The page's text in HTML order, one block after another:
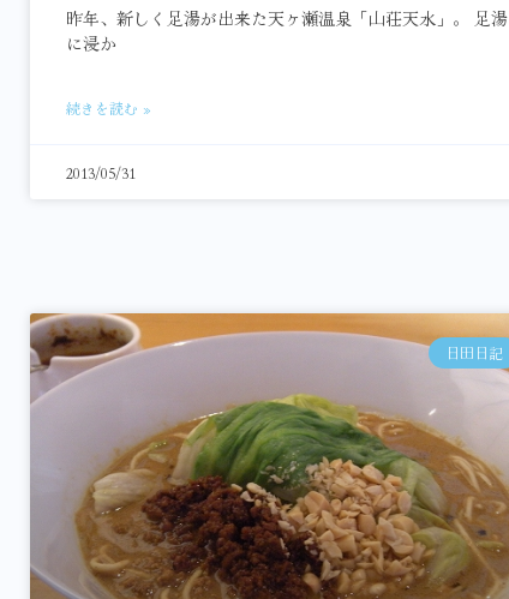
昨年、新しく足湯が出来た天ヶ瀬温泉「山荘天水」。 足湯
に浸か
続きを読む »
2013/05/31
日田日記